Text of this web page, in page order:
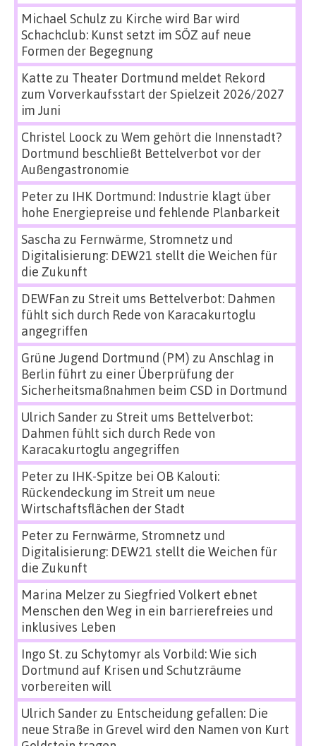
Michael Schulz zu Kirche wird Bar wird
Schachclub: Kunst setzt im SÖZ auf neue
Formen der Begegnung
Katte zu Theater Dortmund meldet Rekord
zum Vorverkaufsstart der Spielzeit 2026/2027
im Juni
Christel Loock zu Wem gehört die Innenstadt?
Dortmund beschließt Bettelverbot vor der
Außengastronomie
Peterzu IHK Dortmund: Industrie klagt über
hohe Energiepreise und fehlende Planbarkeit
Sascha zu Fernwärme, Stromnetz und
Digitalisierung: DEW21 stellt die Weichen für
die Zukunft
DEWFan zu Streit ums Bettelverbot: Dahmen
fühlt sich durch Rede von Karacakurtoglu
angegriffen
Grüne Jugend Dortmund (PM) zu Anschlag in
Berlin führt zu einer Überprüfung der
Sicherheitsmaßnahmen beim CSD in Dortmund
Ulrich Sanderzu Streit ums Bettelverbot:
Dahmen fühlt sich durch Rede von
Karacakurtoglu angegriffen
Peterzu IHK-Spitze bei OB Kalouti:
Rückendeckung im Streit um neue
Wirtschaftsflächen der Stadt
Peterzu Fernwärme, Stromnetz und
Digitalisierung: DEW21 stellt die Weichen für
die Zukunft
Marina Melzerzu Siegfried Volkert ebnet
Menschen den Weg in ein barrierefreies und
inklusives Leben
Ingo St.zu Schytomyr als Vorbild: Wie sich
Dortmund auf Krisen und Schutzräume
vorbereiten will
Ulrich Sanderzu Entscheidung gefallen: Die
neue Straße in Grevel wird den Namen von Kurt